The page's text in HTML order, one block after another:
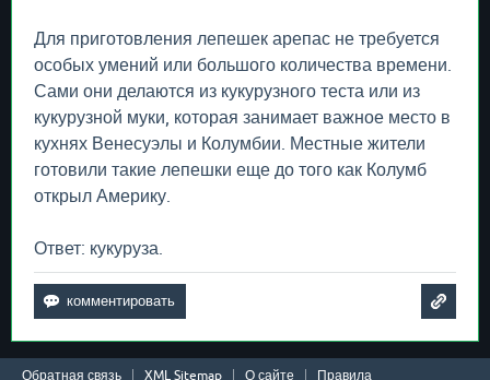
Для приготовления лепешек арепас не требуется
особых умений или большого количества времени.
Сами они делаются из кукурузного теста или из
кукурузной муки, которая занимает важное место в
кухнях Венесуэлы и Колумбии. Местные жители
готовили такие лепешки еще до того как Колумб
открыл Америку.
Ответ: кукуруза.
Обратная связь XML Sitemap О сайте Правила